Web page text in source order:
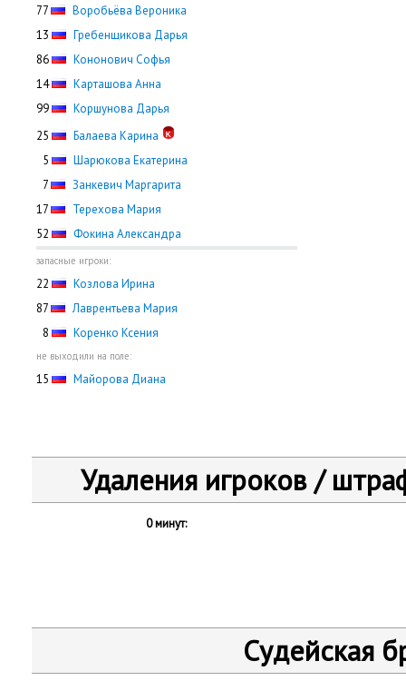
77
Воробьёва Вероника
13
Гребенщикова Дарья
86
Кононович Софья
14
Карташова Анна
99
Коршунова Дарья
25
Балаева Карина
5
Шарюкова Екатерина
7
Занкевич Маргарита
17
Терехова Мария
52
Фокина Александра
запасные игроки:
22
Козлова Ирина
87
Лаврентьева Мария
8 Коренко Ксения
не выходили на поле:
15 Майорова Диана
Удаления игроков /
0 минут:
Судейская